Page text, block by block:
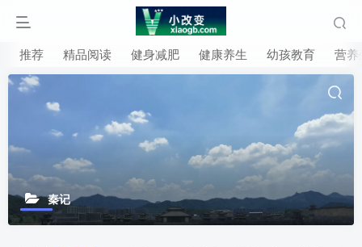
推荐 精品阅读 健身减肥 健康养生 幼孩教育 营养
秦记